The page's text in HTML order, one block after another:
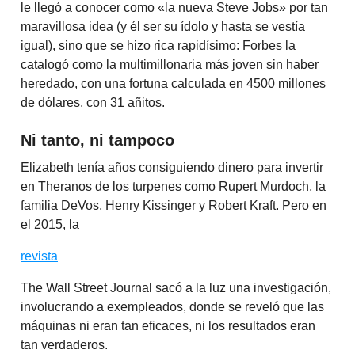
le llegó a conocer como «la nueva Steve Jobs» por tan
maravillosa idea (y él ser su ídolo y hasta se vestía
igual), sino que se hizo rica rapidísimo: Forbes la
catalogó como la multimillonaria más joven sin haber
heredado, con una fortuna calculada en 4500 millones
de dólares, con 31 añitos.
Ni tanto, ni tampoco
Elizabeth tenía años consiguiendo dinero para invertir
en Theranos de los turpenes como Rupert Murdoch, la
familia DeVos, Henry Kissinger y Robert Kraft. Pero en
el 2015, la
revista
The Wall Street Journal sacó a la luz una investigación,
involucrando a exempleados, donde se reveló que las
máquinas ni eran tan eficaces, ni los resultados eran
tan verdaderos.